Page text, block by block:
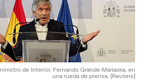
de Interior, Fernando Grande-Marlaska, en
una rueda de prensa. (Reuters)